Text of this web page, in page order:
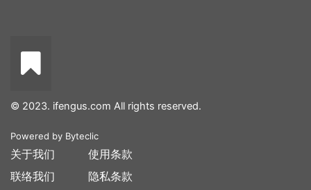
© 2023. ifengus.com All rights reserved.
Powered by Byteclic
关于我们
联络我们
使用条款
隐私条款